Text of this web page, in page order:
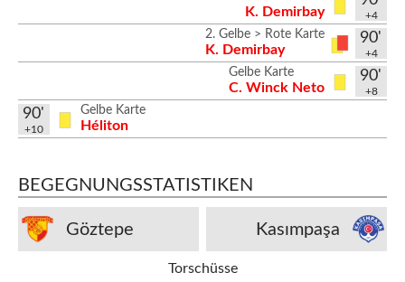
+4
K. Demirbay
90'
+4
2. Gelbe > Rote Karte
K. Demirbay
90'
+8
Gelbe Karte
C. Winck Neto
Gelbe Karte
Héliton
90'
+10
BEGEGNUNGSSTATISTIKEN
Göztepe Kasımpaşa
Torschüsse